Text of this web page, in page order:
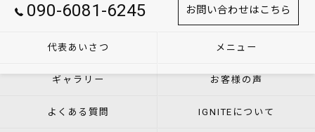
090-6081-6245 お問い合わせはこちら
代表あいさつ メニュー
ギャラリー お客様の声
よくある質問 IGNITEについて